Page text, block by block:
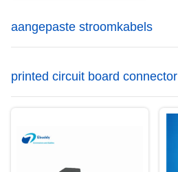
aangepaste stroomkabels
printed circuit board connector